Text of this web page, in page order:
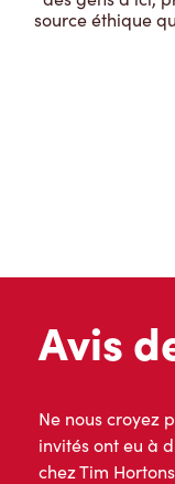
source éthique
Avis
Ne nous croyez
invités ont eu à
chez Tim